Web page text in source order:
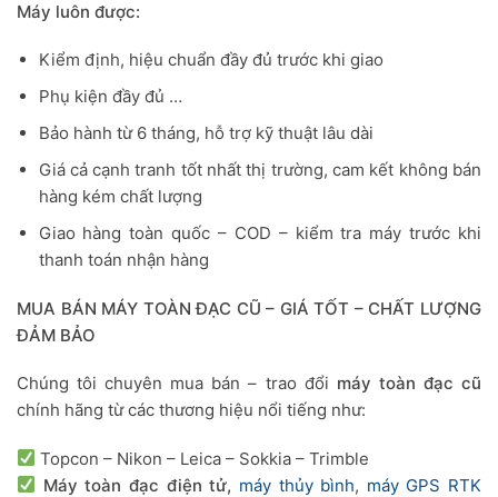
Máy luôn được:
Kiểm định, hiệu chuẩn đầy đủ trước khi giao
Phụ kiện đầy đủ …
Bảo hành từ 6 tháng, hỗ trợ kỹ thuật lâu dài
Giá cả cạnh tranh tốt nhất thị trường, cam kết không bán
hàng kém chất lượng
Giao hàng toàn quốc – COD – kiểm tra máy trước khi
thanh toán nhận hàng
MUA BÁN MÁY TOÀN ĐẠC CŨ – GIÁ TỐT – CHẤT LƯỢNG
ĐẢM BẢO
Chúng tôi chuyên mua bán – trao đổi máy toàn đạc cũ
chính hãng từ các thương hiệu nổi tiếng như:
Topcon – Nikon – Leica – Sokkia – Trimble
Máy toàn đạc điện tử, máy thủy bình, máy GPS RTK